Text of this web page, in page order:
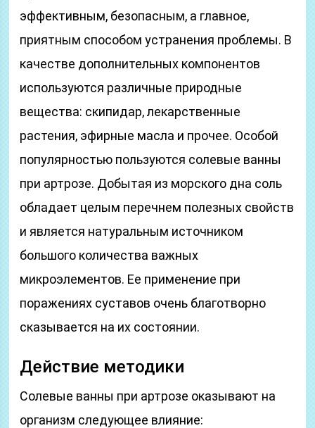
эффективным, безопасным, а главное,
приятным способом устранения проблемы. В
качестве дополнительных компонентов
используются различные природные
вещества: скипидар, лекарственные
растения, эфирные масла и прочее. Особой
популярностью пользуются солевые ванны
при артрозе. Добытая из морского дна соль
обладает целым перечнем полезных свойств
и является натуральным источником
большого количества важных
микроэлементов. Ее применение при
поражениях суставов очень благотворно
сказывается на их состоянии.
Действие методики
Солевые ванны при артрозе оказывают на
организм следующее влияние: